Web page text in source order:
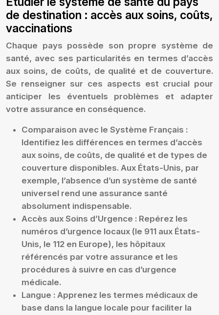
de destination : accès aux soins, coûts,
vaccinations
Chaque pays possède son propre système de
santé, avec ses particularités en termes d’accès
aux soins, de coûts, de qualité et de couverture.
Se renseigner sur ces aspects est crucial pour
anticiper les éventuels problèmes et adapter
votre assurance en conséquence.
Comparaison avec le Système Français :
Identifiez les différences en termes d’accès
aux soins, de coûts, de qualité et de types de
couverture disponibles. Aux États-Unis, par
exemple, l’absence d’un système de santé
universel rend une assurance santé
absolument indispensable.
Accès aux Soins d’Urgence : Repérez les
numéros d’urgence locaux (le 911 aux États-
Unis, le 112 en Europe), les hôpitaux
référencés par votre assurance et les
procédures à suivre en cas d’urgence
médicale.
Langue : Apprenez les termes médicaux de
base dans la langue locale pour faciliter la